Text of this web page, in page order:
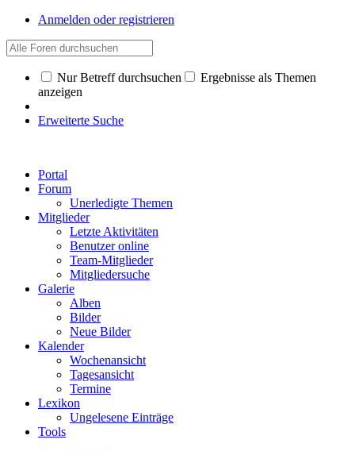
Anmelden oder registrieren
Nur Betreff durchsuchen
Ergebnisse als Themen
anzeigen
Erweiterte Suche
Portal
Forum
Unerledigte Themen
Mitglieder
Letzte Aktivitäten
Benutzer online
Team-Mitglieder
Mitgliedersuche
Galerie
Alben
Bilder
Neue Bilder
Kalender
Wochenansicht
Tagesansicht
Termine
Lexikon
Ungelesene Einträge
Tools